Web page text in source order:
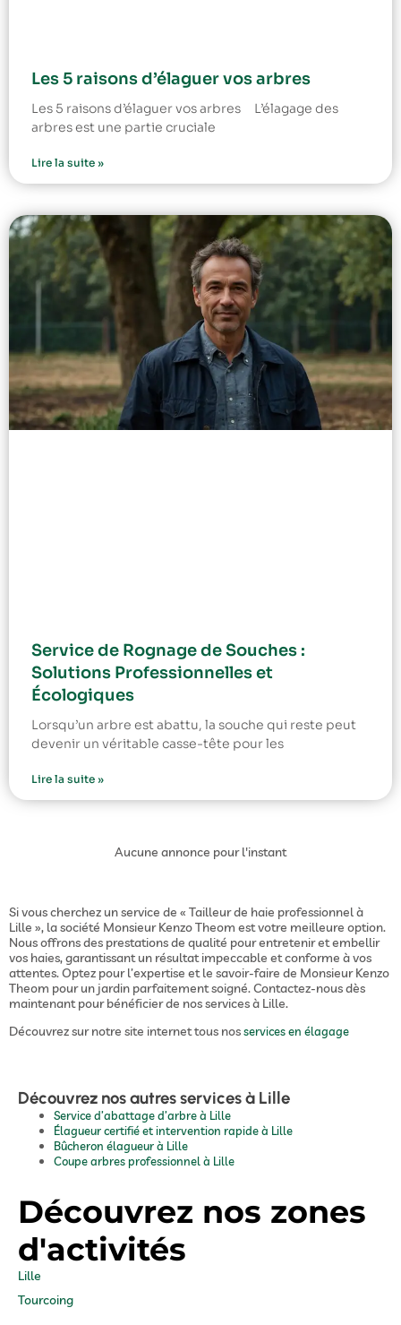
Les 5 raisons d’élaguer vos arbres
Les 5 raisons d’élaguer vos arbres L’élagage des
arbres est une partie cruciale
Lire la suite »
Service de Rognage de Souches :
Solutions Professionnelles et
Écologiques
Lorsqu’un arbre est abattu, la souche qui reste peut
devenir un véritable casse-tête pour les
Lire la suite »
Aucune annonce pour l'instant
Si vous cherchez un service de « Tailleur de haie professionnel à
Lille », la société Monsieur Kenzo Theom est votre meilleure option.
Nous offrons des prestations de qualité pour entretenir et embellir
vos haies, garantissant un résultat impeccable et conforme à vos
attentes. Optez pour l’expertise et le savoir-faire de Monsieur Kenzo
Theom pour un jardin parfaitement soigné. Contactez-nous dès
maintenant pour bénéficier de nos services à Lille.
Découvrez sur notre site internet tous nosservices en élagage
Découvrez nos autres services à Lille
Service d’abattage d’arbre à Lille
Élagueur certifié et intervention rapide à Lille
Bûcheron élagueur à Lille
Coupe arbres professionnel à Lille
Découvrez nos zones
d'activités
Lille
Tourcoing